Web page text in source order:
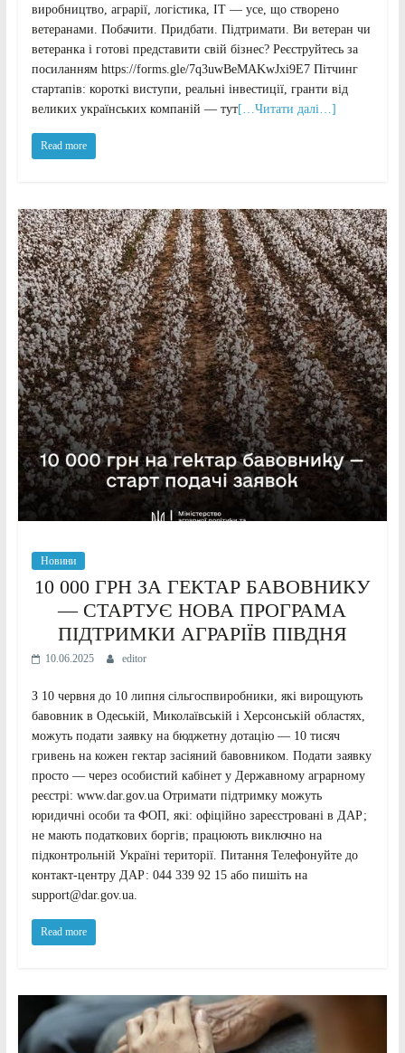
виробництво, аграрії, логістика, ІТ — усе, що створено
ветеранами. Побачити. Придбати. Підтримати. Ви ветеран чи
ветеранка і готові представити свій бізнес? Реєструйтесь за
посиланням https://forms.gle/7q3uwBeMAKwJxi9E7 Пітчинг
стартапів: короткі виступи, реальні інвестиції, гранти від
великих українських компаній — тут[…Читати далі…]
Read more
Новини
10 000 ГРН ЗА ГЕКТАР БАВОВНИКУ
— СТАРТУЄ НОВА ПРОГРАМА
ПІДТРИМКИ АГРАРІЇВ ПІВДНЯ
10.06.2025 editor
З 10 червня до 10 липня сільгоспвиробники, які вирощують
бавовник в Одеській, Миколаївській і Херсонській областях,
можуть подати заявку на бюджетну дотацію — 10 тисяч
гривень на кожен гектар засіяний бавовником. Подати заявку
просто — через особистий кабінет у Державному аграрному
реєстрі: www.dar.gov.ua Отримати підтримку можуть
юридичні особи та ФОП, які: офіційно зареєстровані в ДАР;
не мають податкових боргів; працюють виключно на
підконтрольній Україні території. Питання Телефонуйте до
контакт-центру ДАР: 044 339 92 15 або пишіть на
support@dar.gov.ua.
Read more